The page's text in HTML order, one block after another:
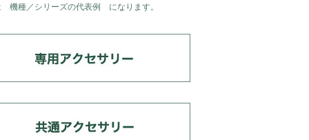
機種／シリーズの代表例 になります。